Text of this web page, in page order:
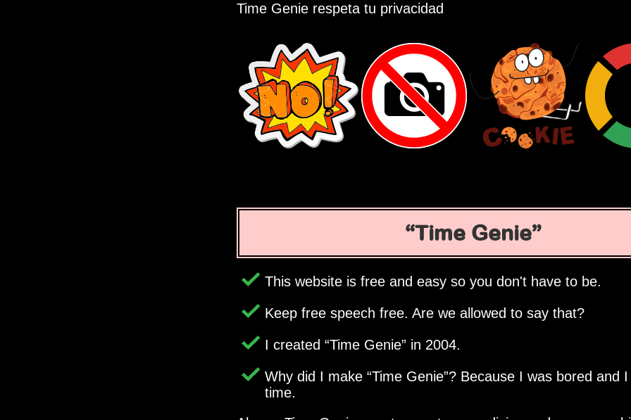
Time Genie respeta tu privacidad
Time Genie
This website is free and easy so you don't have to be.
Keep free speech free. Are we allowed to say that?
I created Time Genie in 2004.
Why did I make Time Genie ? Because I was bored and
time.